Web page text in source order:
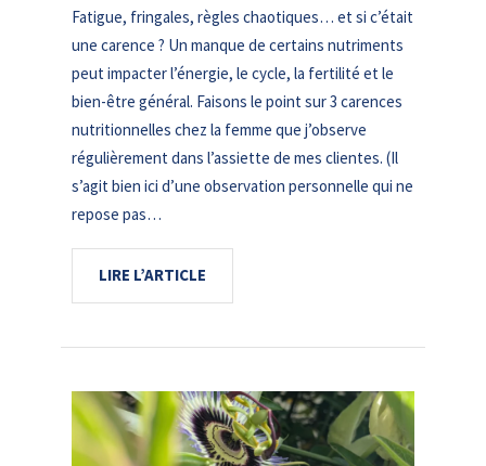
Fatigue, fringales, règles chaotiques… et si c’était
une carence ? Un manque de certains nutriments
peut impacter l’énergie, le cycle, la fertilité et le
bien-être général. Faisons le point sur 3 carences
nutritionnelles chez la femme que j’observe
régulièrement dans l’assiette de mes clientes. (Il
s’agit bien ici d’une observation personnelle qui ne
repose pas…
LIRE L’ARTICLE